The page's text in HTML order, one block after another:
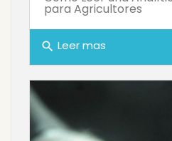
para Agricultores
search Leer mas